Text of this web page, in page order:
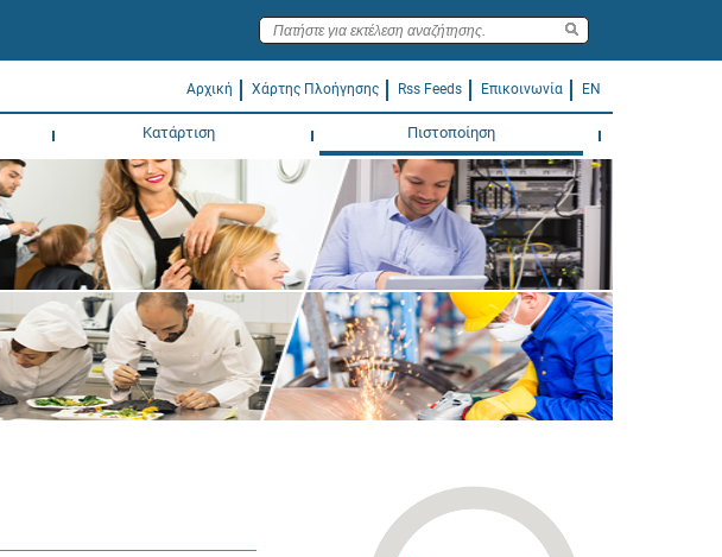
Αρχική Χάρτης Πλοήγησης Rss Feeds Επικοινωνία EN
Κατάρτιση Πιστοποίηση